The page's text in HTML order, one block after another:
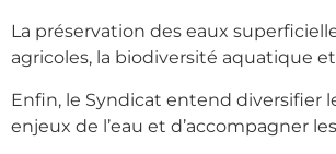
La préservation des eaux
agricoles, la biodiversité aquatique
Enfin, le Syndicat entend diversifier
enjeux de l’eau et d’accompagner